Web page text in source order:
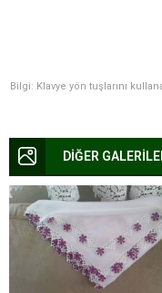
Bilgi: Klavye yön tuşlarını
DİĞER